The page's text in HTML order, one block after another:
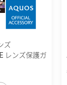
ズ
レンズ保護ガ